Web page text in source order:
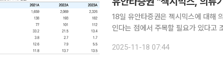
18일 유안타증권은 젝시믹스에 대해
인다는 점에서 주목할 필요가 있다고
들의 성향 변화에 맞는 제품 라인업을
2025-11-18 07:44